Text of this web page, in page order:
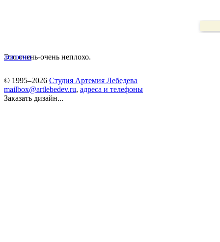
Это очень-очень неплохо.
логотип
© 1995–2026 Студия Артемия Лебедева
mailbox@artlebedev.ru, адреса и телефоны
Заказать дизайн...